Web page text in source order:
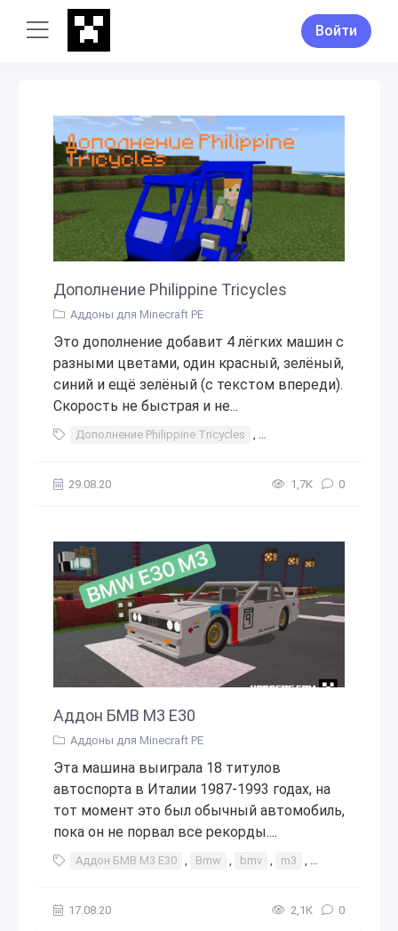
Войти
Дополнение Philippine Tricycles
Аддоны для Minecraft PE
Это дополнение добавит 4 лёгких машин с
разными цветами, один красный, зелёный,
синий и ещё зелёный (с текстом впереди).
Скорость не быстрая и не...
Дополнение Philippine Tricycles , Дополнение
29.08.20 1,7К 0
Аддон БМВ М3 E30
Аддоны для Minecraft PE
Эта машина выиграла 18 титулов
автоспорта в Италии 1987-1993 годах, на
тот момент это был обычный автомобиль,
пока он не порвал все рекорды....
Аддон БМВ М3 E30 , Bmw , bmv , m3 , e30
17.08.20 2,1К 0